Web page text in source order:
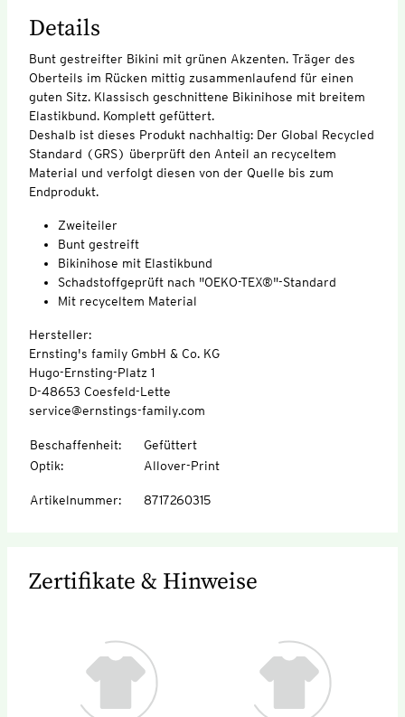
Details
Bunt gestreifter Bikini mit grünen Akzenten. Träger des
Oberteils im Rücken mittig zusammenlaufend für einen
guten Sitz. Klassisch geschnittene Bikinihose mit breitem
Elastikbund. Komplett gefüttert.
Deshalb ist dieses Produkt nachhaltig: Der Global Recycled
Standard (GRS) überprüft den Anteil an recyceltem
Material und verfolgt diesen von der Quelle bis zum
Endprodukt.
Zweiteiler
Bunt gestreift
Bikinihose mit Elastikbund
Schadstoffgeprüft nach "OEKO-TEX®"-Standard
Mit recyceltem Material
Hersteller:
Ernsting's family GmbH & Co. KG
Hugo-Ernsting-Platz 1
D-48653 Coesfeld-Lette
service@ernstings-family.com
Beschaffenheit:
Gefüttert
Optik: Allover-Print
Artikelnummer: 8717260315
Zertifikate & Hinweise